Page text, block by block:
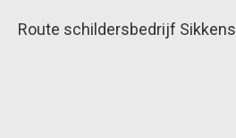
Route schildersbedrijf Sikkens